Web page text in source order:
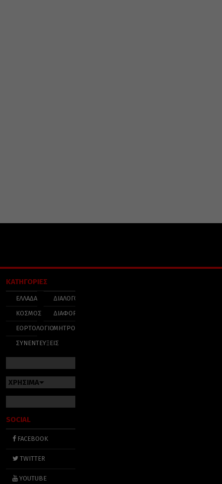
ΚΑΤΗΓΟΡΙΕΣ
ΕΛΛΑΔΑ
ΚΟΣΜΟΣ
ΕΟΡΤΟΛΟΓΙΟ
ΣΥΝΕΝΤΕΥΞΕΙΣ
ΔΙΑΛΟΓΟΣ
ΔΙΑΦΟΡΑ
ΜΗΤΡΟΠΟΛΕΙΣ
ΧΡΗΣΙΜΑ
SOCIAL
FACEBOOK
TWITTER
YOUTUBE